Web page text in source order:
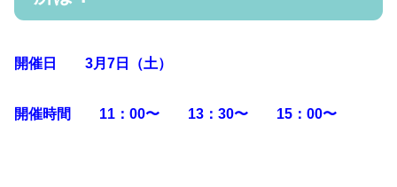
開催日 3月7日（土）
開催時間 11：00〜 13：30〜 15：00〜